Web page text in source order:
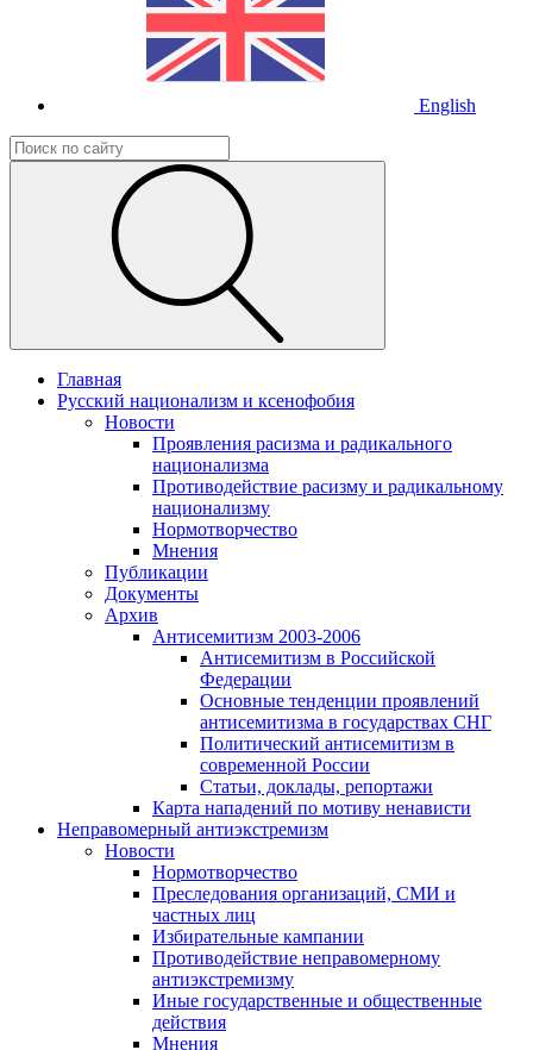
English
Главная
Русский национализм и ксенофобия
Новости
Проявления расизма и радикального
национализма
Противодействие расизму и радикальному
национализму
Нормотворчество
Мнения
Публикации
Документы
Архив
Антисемитизм 2003-2006
Антисемитизм в Российской
Федерации
Основные тенденции проявлений
антисемитизма в государствах СНГ
Политический антисемитизм в
современной России
Статьи, доклады, репортажи
Карта нападений по мотиву ненависти
Неправомерный антиэкстремизм
Новости
Нормотворчество
Преследования организаций, СМИ и
частных лиц
Избирательные кампании
Противодействие неправомерному
антиэкстремизму
Иные государственные и общественные
действия
Мнения